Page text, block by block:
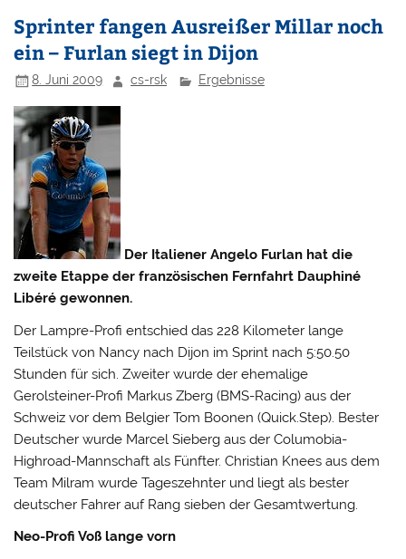
Sprinter fangen Ausreißer Millar noch
ein – Furlan siegt in Dijon
8. Juni 2009 cs-rsk Ergebnisse
Der Italiener Angelo Furlan hat die
zweite Etappe der französischen Fernfahrt Dauphiné
Libéré gewonnen.
Der Lampre-Profi entschied das 228 Kilometer lange
Teilstück von Nancy nach Dijon im Sprint nach 5:50.50
Stunden für sich. Zweiter wurde der ehemalige
Gerolsteiner-Profi Markus Zberg (BMS-Racing) aus der
Schweiz vor dem Belgier Tom Boonen (Quick.Step). Bester
Deutscher wurde Marcel Sieberg aus der Columobia-
Highroad-Mannschaft als Fünfter. Christian Knees aus dem
Team Milram wurde Tageszehnter und liegt als bester
deutscher Fahrer auf Rang sieben der Gesamtwertung.
Neo-Profi Voß lange vorn